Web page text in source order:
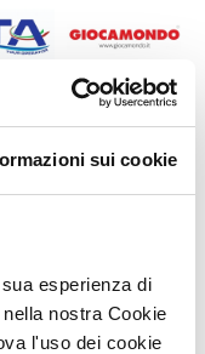
sui cookie
esperienza di
nostra Cookie
l'uso dei cookie